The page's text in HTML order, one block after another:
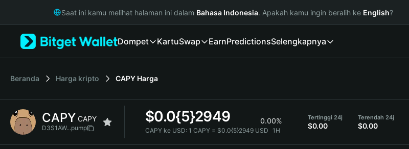
Русский
Italiano
简体中文
繁體中文
Saat ini kamu melihat halaman ini dalam Bahasa Indonesia. Apakah kamu ingin beralih ke English?
Dompet KartuSwap EarnPredictionsSelengkapnya
Beranda Harga kripto CAPY Harga
CAPY CAPY
D3S1AW...pump
$0.0{5}2949 0.00%
CAPY ke USD: 1 CAPY = $0.0{5}2949 USD 1H
Tertinggi 24j
$0.00
Terendah 24j
$0.00